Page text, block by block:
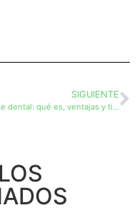
SIGUIENTE
Puente dental: qué es, ventajas y tipos